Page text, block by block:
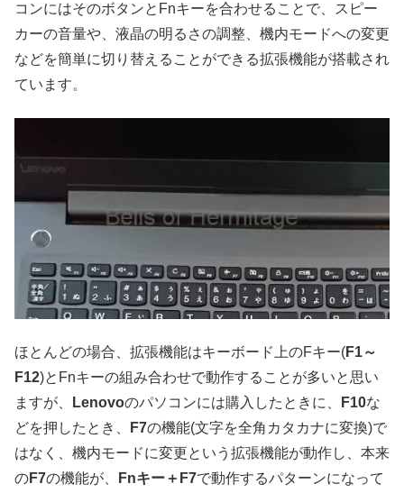
コンにはそのボタンとFnキーを合わせることで、スピー
カーの音量や、液晶の明るさの調整、機内モードへの変更
などを簡単に切り替えることができる拡張機能が搭載され
ています。
ほとんどの場合、拡張機能はキーボード上のFキー(F1～
F12)とFnキーの組み合わせで動作することが多いと思い
ますが、
Lenovoのパソコンには購入したときに、 F10な
どを押したとき、
F7の機能(文字を全角カタカナに変換)で
はなく、機内モードに変更という拡張機能が動作し、本来
のF7の機能が、 Fnキー＋F7で動作するパターンになって